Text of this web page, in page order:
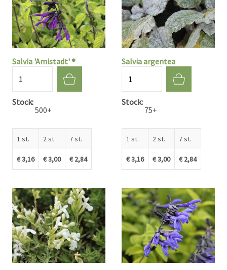
Salvia 'Amistadt' ®
Stock
500+
1 st.
€ 3,16
2 st.
€ 3,00
7 st.
€ 2,84
Salvia argentea
Stock
75+
1 st.
€ 3,16
2 st.
€ 3,00
7 st.
€ 2,84